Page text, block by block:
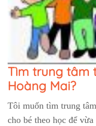
Tìm trung tâm
Hoàng Mai?
Tôi muốn tìm trung
cho bé theo học để